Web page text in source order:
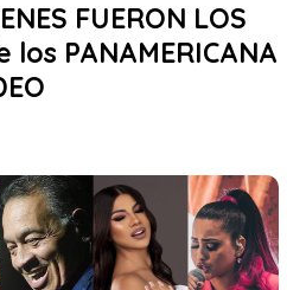
FUERON LOS
los PANAMERICANA